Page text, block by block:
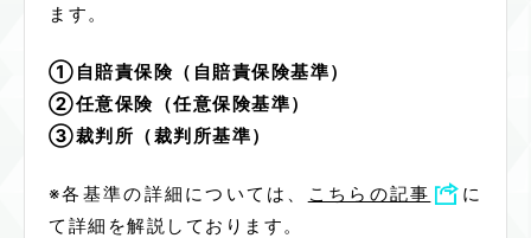
ます。
①自賠責保険（自賠責保険基準）
②任意保険（任意保険基準）
③裁判所（裁判所基準）
※各基準の詳細については、 こちらの記事
に
て詳細を解説しております。